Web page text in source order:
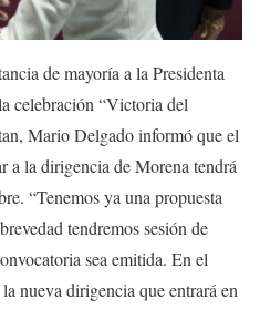
de mayoría a la Presidenta
celebración “Victoria del
Mario Delgado informó que el
a la dirigencia de Morena tendrá
“Tenemos ya una propuesta
tendremos sesión de
sea emitida. En el
nueva dirigencia que entrará en